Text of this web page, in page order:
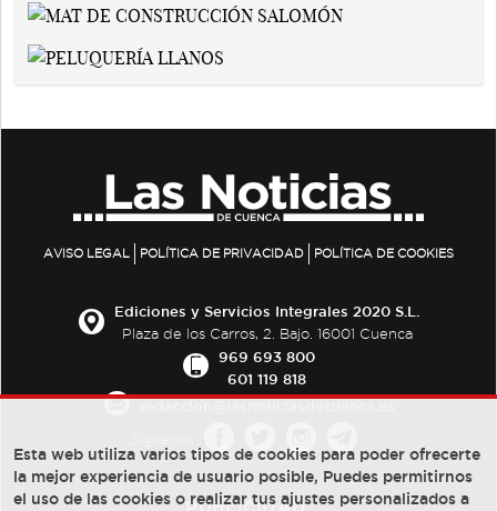
AVISO LEGAL POLÍTICA DE PRIVACIDAD POLÍTICA DE COOKIES
Ediciones y Servicios Integrales 2020 S.L.
Plaza de los Carros, 2. Bajo. 16001 Cuenca
969 693 800
601 119 818
Esta web utiliza varios tipos de cookies para poder ofrecerte
la mejor experiencia de usuario posible, Puedes permitirnos
el uso de las cookies o realizar tus ajustes personalizados a